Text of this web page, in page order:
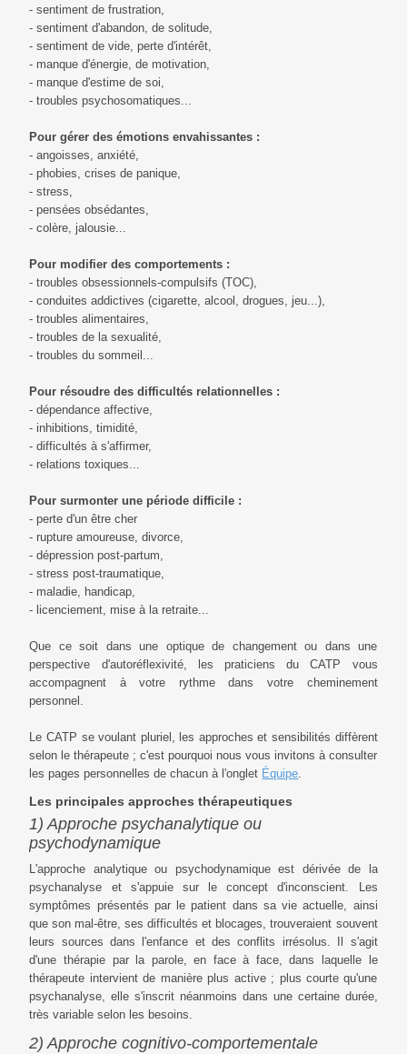
- sentiment de frustration,
- sentiment d'abandon, de solitude,
- sentiment de vide, perte d'intérêt,
- manque d'énergie, de motivation,
- manque d'estime de soi,
- troubles psychosomatiques...
Pour gérer des émotions envahissantes :
- angoisses, anxiété,
- phobies, crises de panique,
- stress,
- pensées obsédantes,
- colère, jalousie...
Pour modifier des comportements :
- troubles obsessionnels-compulsifs (TOC),
- conduites addictives (cigarette, alcool, drogues, jeu...),
- troubles alimentaires,
- troubles de la sexualité,
- troubles du sommeil...
Pour résoudre des difficultés relationnelles :
- dépendance affective,
- inhibitions, timidité,
- difficultés à s'affirmer,
- relations toxiques...
Pour surmonter une période difficile :
- perte d'un être cher
- rupture amoureuse, divorce,
- dépression post-partum,
- stress post-traumatique,
- maladie, handicap,
- licenciement, mise à la retraite...
Que ce soit dans une optique de changement ou dans une
perspective d'autoréflexivité, les praticiens du CATP vous
accompagnent à votre rythme dans votre cheminement
personnel.
Le CATP se voulant pluriel, les approches et sensibilités diffèrent
selon le thérapeute ; c'est pourquoi nous vous invitons à consulter
les pages personnelles de chacun à l'onglet Équipe.
Les principales approches thérapeutiques
1) Approche psychanalytique ou
psychodynamique
L'approche analytique ou psychodynamique est dérivée de la
psychanalyse et s'appuie sur le concept d'inconscient. Les
symptômes présentés par le patient dans sa vie actuelle, ainsi
que son mal-être, ses difficultés et blocages, trouveraient souvent
leurs sources dans l'enfance et des conflits irrésolus. Il s'agit
d'une thérapie par la parole, en face à face, dans laquelle le
thérapeute intervient de manière plus active ; plus courte qu'une
psychanalyse, elle s'inscrit néanmoins dans une certaine durée,
très variable selon les besoins.
2) Approche cognitivo-comportementale